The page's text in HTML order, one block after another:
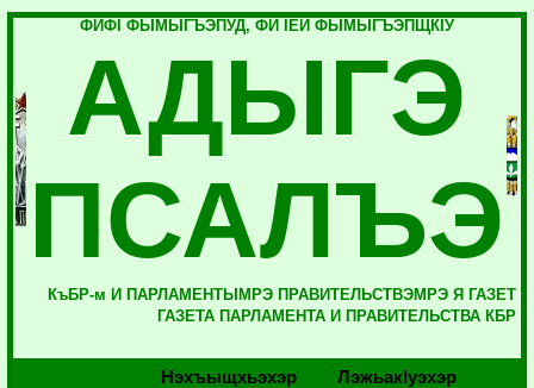
ФИФI ФЫМЫГЪЭПУД, ФИ IЕЙ ФЫМЫГЪЭПЩКIУ
АДЫГЭ
ПСАЛЪЭ
КъБР-м И ПАРЛАМЕНТЫМРЭ ПРАВИТЕЛЬСТВЭМРЭ Я ГАЗЕТ
ГАЗЕТА ПАРЛАМЕНТА И ПРАВИТЕЛЬСТВА КБР
Нэхъыщхьэхэр
Лэжьакlуэхэр